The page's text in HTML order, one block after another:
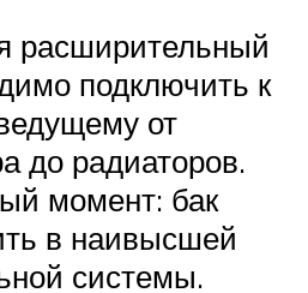
расширительный
подключить к
от
до радиаторов.
момент: бак
в наивысшей
системы.